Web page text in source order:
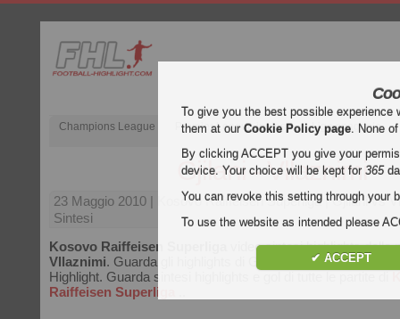
Champions League Premier League inglese Liga spagnola
Gjilani - Vllaznimi
23 Maggio 2010 | Kosovo Raiffeisen Superliga | Gjilani vs
Sintesi
Kosovo Raiffeisen Superliga
video sintesi highlights della
Vllaznimi. Guarda gli highlights di Gjilani - Vllaznimi gratis
Highlight. Guarda sintesi highlights e gol di tutte le partite di
Raiffeisen Superliga
To give you the best possible
them at ourCookie Policy page. None
By clicking ACCEPT you give your
device. Your choice will be kept for365
You can revoke this setting through your
To use the website as intended please
✔ ACCEPT